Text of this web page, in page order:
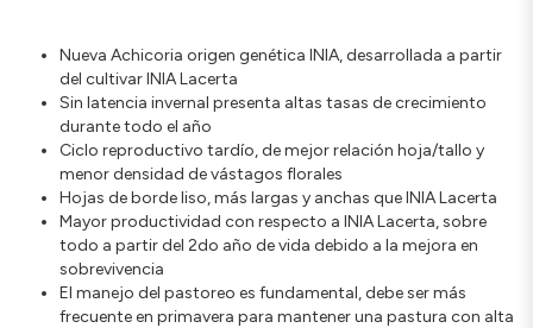
Nueva Achicoria origen genética INIA, desarrollada a partir
del cultivar INIA Lacerta
Sin latencia invernal presenta altas tasas de crecimiento
durante todo el año
Ciclo reproductivo tardío, de mejor relación hoja/tallo y
menor densidad de vástagos florales
Hojas de borde liso, más largas y anchas que INIA Lacerta
Mayor productividad con respecto a INIA Lacerta, sobre
todo a partir del 2do año de vida debido a la mejora en
sobrevivencia
El manejo del pastoreo es fundamental, debe ser más
frecuente en primavera para mantener una pastura con alta